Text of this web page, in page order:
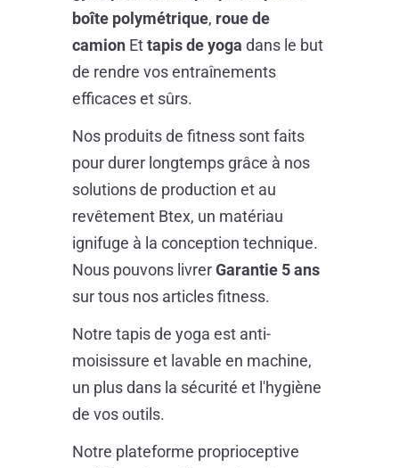
boîte polymétrique, roue de
camion Ettapis de yoga dans le but
de rendre vos entraînements
efficaces et sûrs.
Nos produits de fitness sont faits
pour durer longtemps grâce à nos
solutions de production et au
revêtement Btex, un matériau
ignifuge à la conception technique.
Nous pouvons livrerGarantie 5 ans
sur tous nos articles fitness.
Notre tapis de yoga est anti-
moisissure et lavable en machine,
un plus dans la sécurité et l'hygiène
de vos outils.
Notre plateforme proprioceptive